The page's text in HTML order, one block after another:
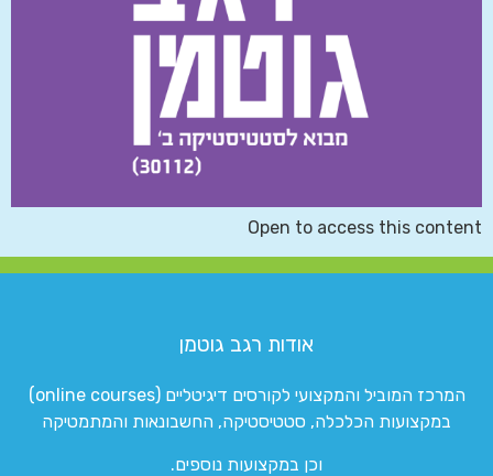
Open to access this content
אודות רגב גוטמן
המרכז המוביל והמקצועי לקורסים דיגיטליים (online courses)
במקצועות הכלכלה, סטטיסטיקה, החשבונאות והמתמטיקה
וכן במקצועות נוספים.